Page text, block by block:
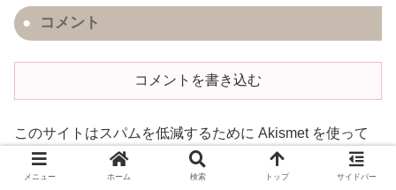
コメント
コメントを書き込む
このサイトはスパムを低減するために Akismet を使って
います。
コメントデータの処理方法の詳細はこちらをご覧
ください
メニュー ホーム 検索 トップ サイドバー